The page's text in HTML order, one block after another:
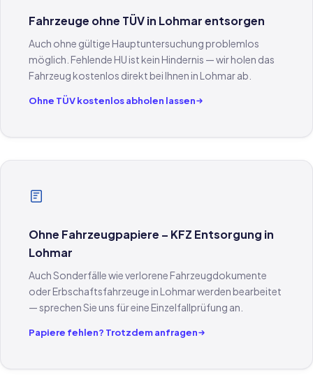
Fahrzeuge ohne TÜV in Lohmar entsorgen
Auch ohne gültige Hauptuntersuchung problemlos
möglich. Fehlende HU ist kein Hindernis — wir holen das
Fahrzeug kostenlos direkt bei Ihnen in Lohmar ab.
Ohne TÜV kostenlos abholen lassen
Ohne Fahrzeugpapiere – KFZ Entsorgung in
Lohmar
Auch Sonderfälle wie verlorene Fahrzeugdokumente
oder Erbschaftsfahrzeuge in Lohmar werden bearbeitet
— sprechen Sie uns für eine Einzelfallprüfung an.
Papiere fehlen? Trotzdem anfragen